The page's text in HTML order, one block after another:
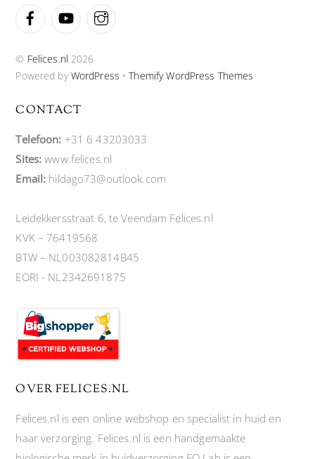
FacebookYouTube
© Felices.nl 2026
Powered byWordPress •Themify WordPress Themes
CONTACT
Telefoon: +31 6 43203033
Sites: www.felices.nl
Email: hildago73@outlook.com
Leidekkersstraat 6, te Veendam Felices.nl
KVK – 76419568
BTW – NL003082814B45
EORI - NL2342691875
OVER FELICES.NL
Felices.nl is een online webshop en specialist in huid en
haar verzorging. Felices.nl is een handgemaakte